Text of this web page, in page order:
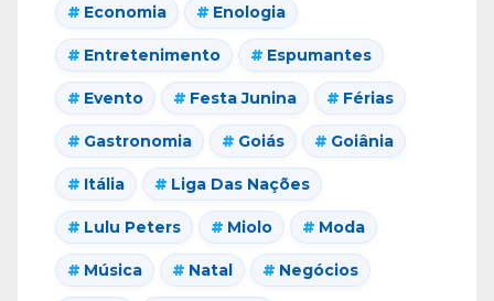
Economia Enologia
Entretenimento Espumantes
Evento Festa Junina Férias
Gastronomia Goiás Goiânia
Itália Liga Das Nações
Lulu Peters Miolo Moda
Música Natal Negócios